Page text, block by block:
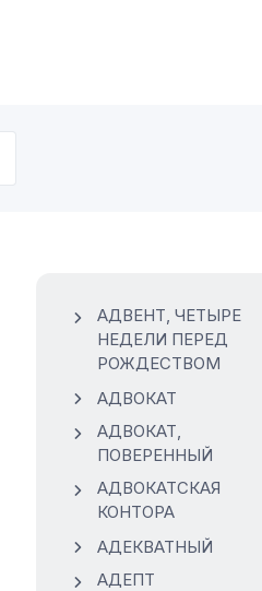
АДВЕНТ, ЧЕТЫРЕ
НЕДЕЛИ ПЕРЕД
РОЖДЕСТВОМ
АДВОКАТ
АДВОКАТ,
ПОВЕРЕННЫЙ
АДВОКАТСКАЯ
КОНТОРА
АДЕКВАТНЫЙ
АДЕПТ